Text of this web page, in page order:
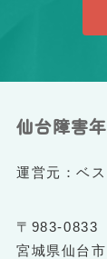
仙台障害
運営元：ベ
〒983-0833
宮城県仙台